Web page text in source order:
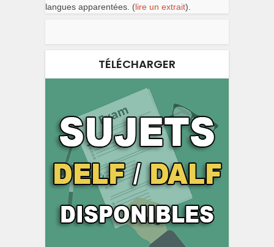
langues apparentées. (lire un extrait).
TÉLÉCHARGER